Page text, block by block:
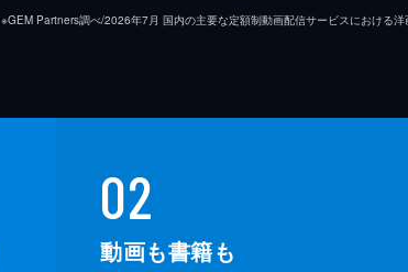
※GEM Partners調べ/2026年7⽉ 国内の主要な定額制動画配信サービスにおける
02
動画も書籍も